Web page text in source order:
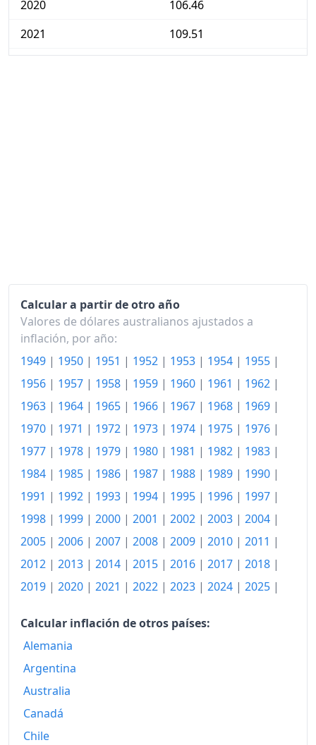
2020
106.46
2021
109.51
Calcular a partir de otro año
Valores de dólares australianos ajustados a
inflación, por año:
1949 | 1950 | 1951 | 1952 | 1953 | 1954 | 1955 |
1956 | 1957 | 1958 | 1959 | 1960 | 1961 | 1962 |
1963 | 1964 | 1965 | 1966 | 1967 | 1968 | 1969 |
1970 | 1971 | 1972 | 1973 | 1974 | 1975 | 1976 |
1977 | 1978 | 1979 | 1980 | 1981 | 1982 | 1983 |
1984 | 1985 | 1986 | 1987 | 1988 | 1989 | 1990 |
1991 | 1992 | 1993 | 1994 | 1995 | 1996 | 1997 |
1998 | 1999 | 2000 | 2001 | 2002 | 2003 | 2004 |
2005 | 2006 | 2007 | 2008 | 2009 | 2010 | 2011 |
2012 | 2013 | 2014 | 2015 | 2016 | 2017 | 2018 |
2019 | 2020 | 2021 | 2022 | 2023 | 2024 | 2025 |
Calcular inflación de otros países:
Alemania
Argentina
Australia
Canadá
Chile